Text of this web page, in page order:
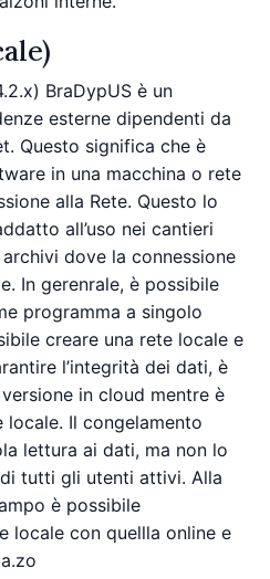
BraDypUS è un
esterne dipendenti da
Questo significa che è
in una macchina o rete
alla Rete. Questo lo
all’uso nei cantieri
dove la connessione
In gerenrale, è possibile
programma a singolo
creare una rete locale e
l’integrità dei dati, è
in cloud mentre è
locale. Il congelamento
lettura ai dati, ma non lo
tutti gli utenti attivi. Alla
è possibile
locale con quellla online e